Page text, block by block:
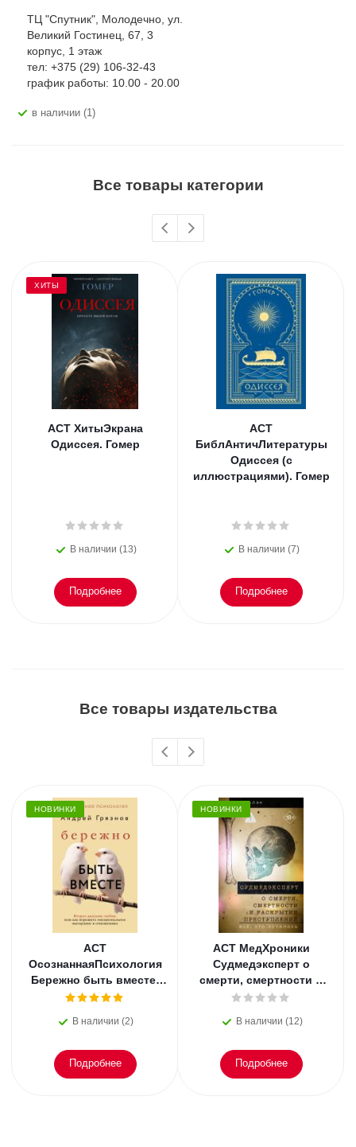
ТЦ "Спутник", Молодечно, ул.
Великий Гостинец, 67, 3
корпус, 1 этаж
тел: +375 (29) 106-32-43
график работы: 10.00 - 20.00
В наличии (1)
Все товары категории
ХИТЫ
АСТ ХитыЭкрана
Одиссея. Гомер
В наличии (13)
Подробнее
АСТ
БиблАнтичЛитературы
Одиссея (с
иллюстрациями). Гомер
В наличии (7)
Подробнее
Все товары издательства
НОВИНКИ
АСТ
ОсознаннаяПсихология
Бережно быть вместе.
Второе дыхание любви,
эмоциональное
В наличии (2)
Подробнее
НОВИНКИ
АСТ МедХроники
Судмедэксперт о
смерти, смертности и
раскрытии
осталось. Блэк
В наличии (12)
Подробнее